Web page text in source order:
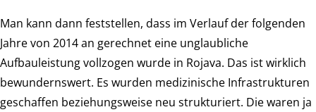
Man kann dann feststellen, dass im Verlauf der folgenden
Jahre von 2014 an gerechnet eine unglaubliche
Aufbauleistung vollzogen wurde in Rojava. Das ist wirklich
bewundernswert. Es wurden medizinische Infrastrukturen
geschaffen beziehungsweise neu strukturiert. Die waren ja